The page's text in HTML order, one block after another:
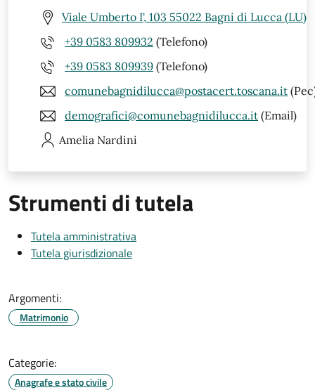
Viale Umberto I', 103 55022 Bagni di Lucca (LU)
+39 0583 809932 (Telefono)
+39 0583 809939 (Telefono)
comunebagnidilucca@postacert.toscana.it
demografici@comunebagnidilucca.it (Email)
Amelia Nardini
Strumenti di tutela
Tutela amministrativa
Tutela giurisdizionale
Argomenti:
Matrimonio
Categorie:
Anagrafe e stato civile